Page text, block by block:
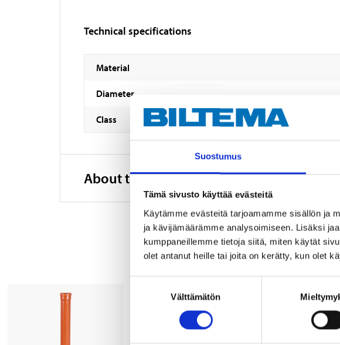
Suostumus
Tämä sivusto käyttää evästeitä
Käytämme evästeitä tarjoamamme sisällön ja
ja kävijämäärämme analysoimiseen. Lisäksi
kumppaneillemme tietoja siitä, miten käytät
olet antanut heille tai joita on kerätty, kun olet
Välttämätön
Technical specifications
Material
Diameter
Class
About the manufacturer
Other